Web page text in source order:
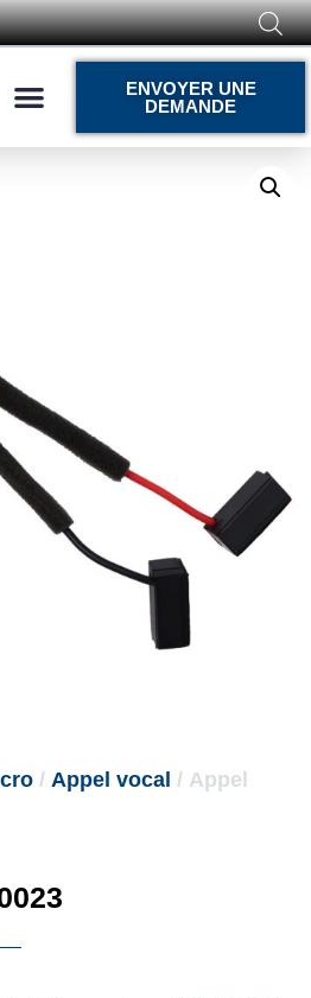
ENVOYER UNE
DEMANDE
/ Appel vocal / Appel